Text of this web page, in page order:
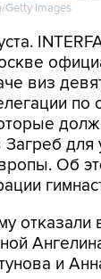
виз
по
Загреб для
Об
отказали
и
и